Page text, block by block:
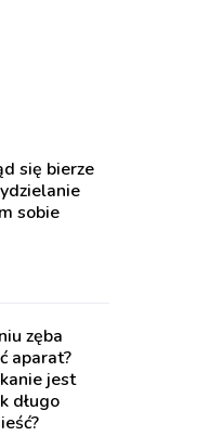
się bierze
sobie
zęba
aparat?
jest
długo